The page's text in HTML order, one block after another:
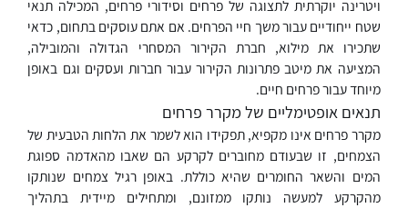
ויטרינה יוקרתית לתצוגה של פרחים וסידורי פרחים, המכילה תנאי
שטח ייחודיים עבור משך חיי הפרחים. אם אתם עוסקים בתחום, כדאי
שתכירו את מילוא, חברת הקירור המסחרי הגדולה והמובילה,
המציעה את מיטב פתרונות הקירור עבור חברות ועסקים וגם באופן
מיוחד עבור פרחים חיים.
תנאים אופטימליים של מקרר פרחים
מקרר פרחים אינו מקפיא, תפקידו הוא לשמר את הלחות הטבעית של
הצמחים, זו שבעודם מחוברים לקרקע הם שאבו מהאדמה ספוגת
המים והשאר החומרים שהיא כוללת. באופן רגיל צמחים שנותקו
מהקרקע למעשה נותקו ממזונם, ומתחילים מיידית בתהליך